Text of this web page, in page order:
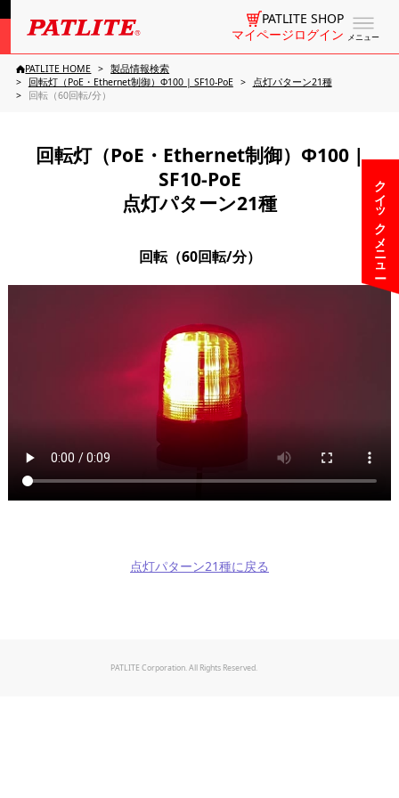
メニュー
PATLITE SHOP
マイページログイン
クイックメニュー
PATLITE HOME
製品情報検索
回転灯（PoE・Ethernet制御）Φ100 | SF10-PoE
点灯パターン21種
回転（60回転/分）
回転灯（PoE・Ethernet制御）Φ100 |
SF10-PoE
点灯パターン21種
回転（60回転/分）
点灯パターン21種に戻る
PATLITE Corporation. All Rights Reserved.